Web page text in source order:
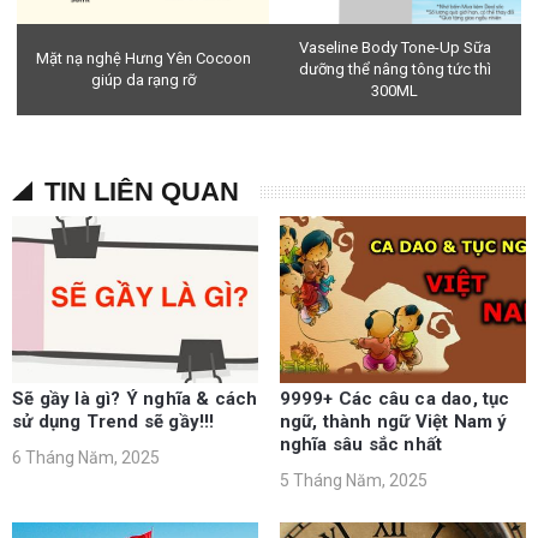
Mặt nạ nghệ Hưng Yên Cocoon
giúp da rạng rỡ
Vaseline Body Tone-Up Sữa
dưỡng thể nâng tông tức thì
300ML
TIN LIÊN QUAN
Sẽ gầy là gì? Ý nghĩa & cách
sử dụng Trend sẽ gầy!!!
6 Tháng Năm, 2025
9999+ Các câu ca dao, tục
ngữ, thành ngữ Việt Nam ý
nghĩa sâu sắc nhất
5 Tháng Năm, 2025